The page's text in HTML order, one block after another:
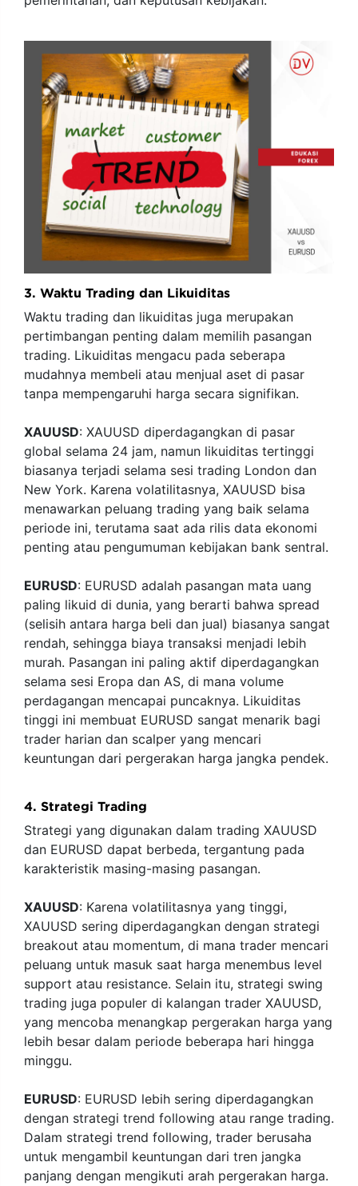
3. Waktu Trading dan Likuiditas
Waktu trading dan likuiditas juga merupakan
pertimbangan penting dalam memilih pasangan
trading. Likuiditas mengacu pada seberapa
mudahnya membeli atau menjual aset di pasar
tanpa mempengaruhi harga secara signifikan.
XAUUSD: XAUUSD diperdagangkan di pasar
global selama 24 jam, namun likuiditas tertinggi
biasanya terjadi selama sesi trading London dan
New York. Karena volatilitasnya, XAUUSD bisa
menawarkan peluang trading yang baik selama
periode ini, terutama saat ada rilis data ekonomi
penting atau pengumuman kebijakan bank sentral.
EURUSD: EURUSD adalah pasangan mata uang
paling likuid di dunia, yang berarti bahwa spread
(selisih antara harga beli dan jual) biasanya sangat
rendah, sehingga biaya transaksi menjadi lebih
murah. Pasangan ini paling aktif diperdagangkan
selama sesi Eropa dan AS, di mana volume
perdagangan mencapai puncaknya. Likuiditas
tinggi ini membuat EURUSD sangat menarik bagi
trader harian dan scalper yang mencari
keuntungan dari pergerakan harga jangka pendek.
4. Strategi Trading
Strategi yang digunakan dalam trading XAUUSD
dan EURUSD dapat berbeda, tergantung pada
karakteristik masing-masing pasangan.
XAUUSD: Karena volatilitasnya yang tinggi,
XAUUSD sering diperdagangkan dengan strategi
breakout atau momentum, di mana trader mencari
peluang untuk masuk saat harga menembus level
support atau resistance. Selain itu, strategi swing
trading juga populer di kalangan trader XAUUSD,
yang mencoba menangkap pergerakan harga yang
lebih besar dalam periode beberapa hari hingga
minggu.
EURUSD: EURUSD lebih sering diperdagangkan
dengan strategi trend following atau range trading.
Dalam strategi trend following, trader berusaha
untuk mengambil keuntungan dari tren jangka
panjang dengan mengikuti arah pergerakan harga.